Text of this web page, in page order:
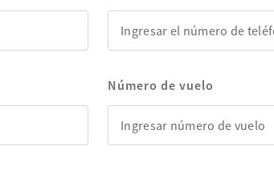
Número de vuelo